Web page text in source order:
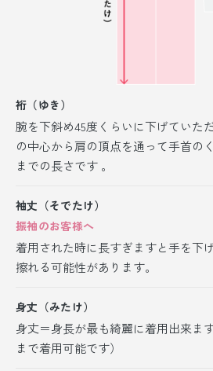
裄（ゆき）
腕を下斜め45度くらいに下げていた
の中心から肩の頂点を通って手首の
までの長さです 。
袖丈（そでたけ）
振袖のお客様へ
着用された時に長すぎますと手を下
擦れる可能性があります。
身丈（みたけ）
身丈＝身長が最も綺麗に着用出来ま
まで着用可能です）